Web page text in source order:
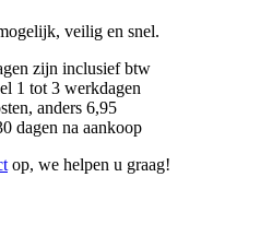
veilig en snel.
zijn inclusief btw
1 tot 3 werkdagen
anders 6,95
dagen na aankoop
op, we helpen u graag!